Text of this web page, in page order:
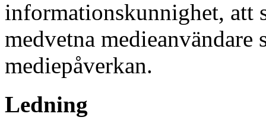
informationskunnighet, att
medvetna
mediepåverkan.
Ledning